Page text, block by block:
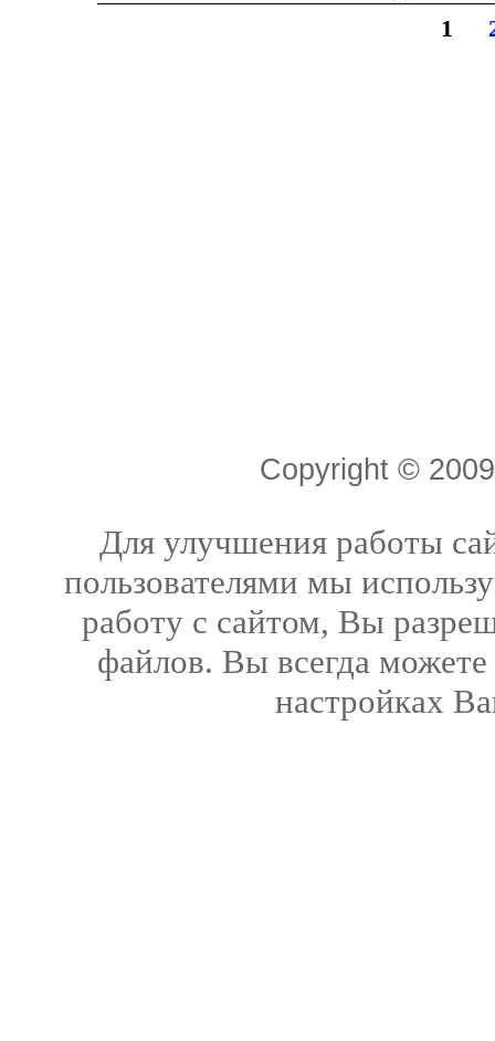
1
Copyright ©
Для улучшения работы
пользователями мы
работу с сайтом, Вы
файлов. Вы всегда
настройках